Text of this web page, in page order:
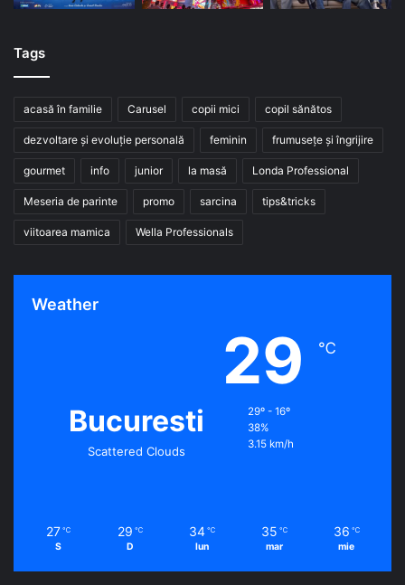
Tags
acasă în familie Carusel copii mici copil sănătos
dezvoltare și evoluție personală feminin frumusețe și îngrijire
gourmet info junior la masă Londa Professional
Meseria de parinte promo sarcina tips&tricks
viitoarea mamica Wella Professionals
Weather
Bucuresti
Scattered Clouds
29 ℃
29º - 16º
38%
3.15 km/h
27 ℃
S
29 ℃
D
34 ℃
lun
35 ℃
mar
36 ℃
mie